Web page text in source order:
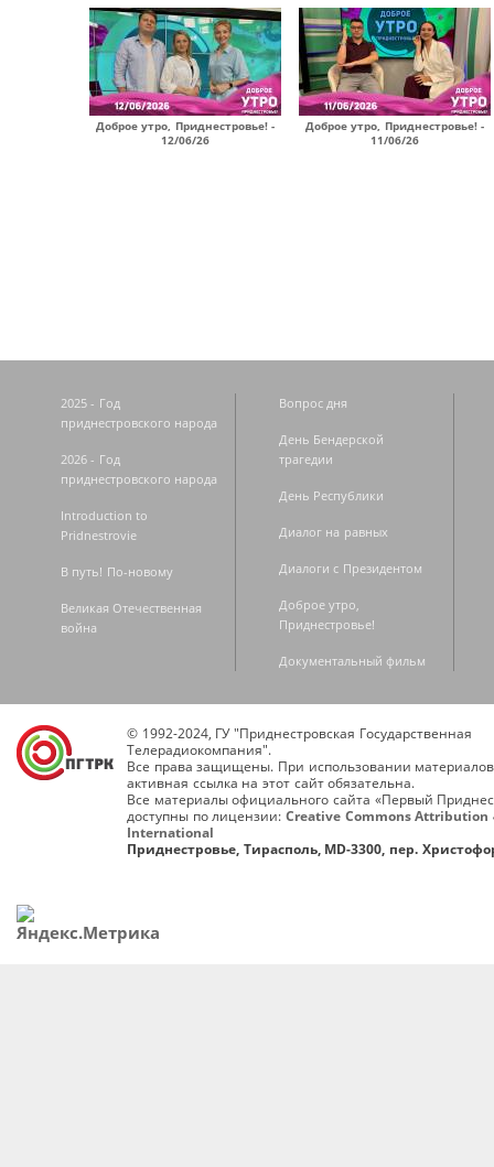
Доброе утро, Приднестровье! -
12/06/26
Доброе утро, Приднестровье! -
11/06/26
2025 - Год
приднестровского народа
2026 - Год
приднестровского народа
Introduction to
Pridnestrovie
В путь! По-новому
Великая Отечественная
война
Вопрос дня
День Бендерской
трагедии
День Республики
Диалог на равных
Диалоги с Президентом
Доброе утро,
Приднестровье!
Документальный фильм
© 1992-2024, ГУ "Приднестровская Государственная
Телерадиокомпания".
Все права защищены. При использовании
активная ссылка на этот сайт обязательна.
Все материалы официального сайта «Первый
доступны по лицензии: Creative Commons Attribution
International
Приднестровье, Тирасполь, MD-3300, пер.